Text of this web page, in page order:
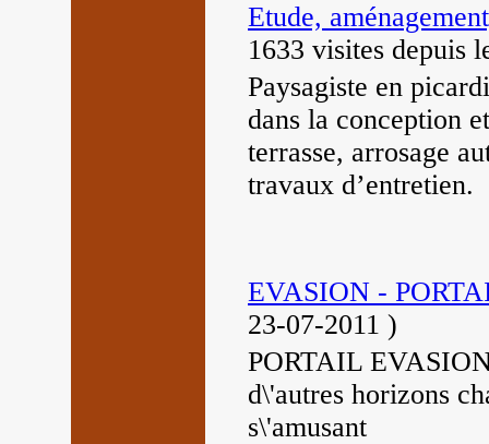
Etude,
1633 visites depuis
Paysagiste en
dans la conception
terrasse, arrosage
travaux d’entretien.
EVASION -
23-07-2011 )
PORTAIL
d\'autres horizons
s\'amusant